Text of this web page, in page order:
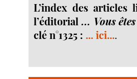
L’index des articles
l’éditorial... Vous
clé n°1325 : ... ici....